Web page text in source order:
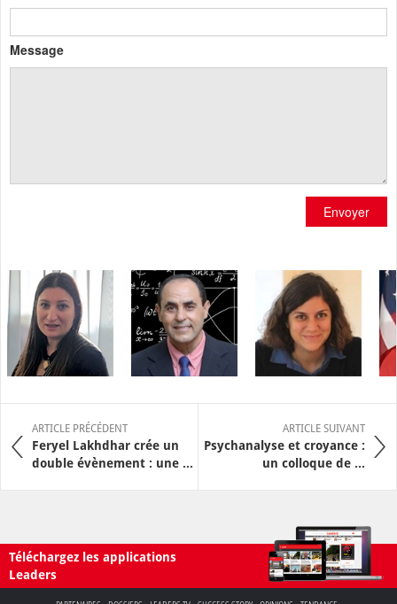
Message
Envoyer
ARTICLE PRÉCÉDENT
Feryel Lakhdhar crée un
double évènement : une ...
ARTICLE SUIVANT
Psychanalyse et croyance :
un colloque de ...
Téléchargez les applications
Leaders